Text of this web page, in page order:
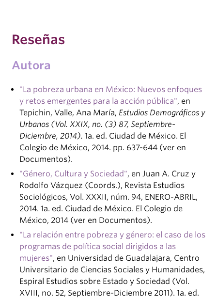
Reseñas
Autora
"La pobreza urbana en México: Nuevos enfoques
y retos emergentes para la acción pública", en
Tepichin, Valle, Ana María, Estudios Demográficos y
Urbanos (Vol. XXIX, no. (3) 87, Septiembre-
Diciembre, 2014). 1a. ed. Ciudad de México. El
Colegio de México, 2014. pp. 637-644 (ver en
Documentos).
"Género, Cultura y Sociedad", en Juan A. Cruz y
Rodolfo Vázquez (Coords.), Revista Estudios
Sociológicos, Vol. XXXII, núm. 94, ENERO-ABRIL,
2014. 1a. ed. Ciudad de México. El Colegio de
México, 2014 (ver en Documentos).
"La relación entre pobreza y género: el caso de los
programas de política social dirigidos a las
mujeres", en Universidad de Guadalajara, Centro
Universitario de Ciencias Sociales y Humanidades,
Espiral Estudios sobre Estado y Sociedad (Vol.
XVIII, no. 52, Septiembre-Diciembre 2011). 1a. ed.